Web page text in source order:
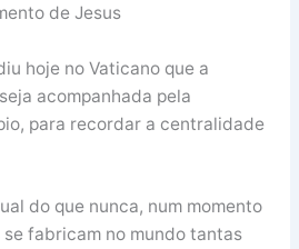
de Jesus
hoje no Vaticano que a
acompanhada pela
para recordar a centralidade
do que nunca, num momento
fabricam no mundo tantas